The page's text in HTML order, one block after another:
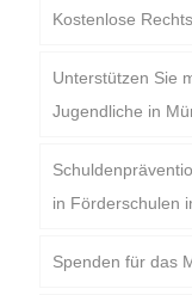
Kostenlose
Unterstützen Sie
Jugendliche in
in Förderschulen
Spenden für das